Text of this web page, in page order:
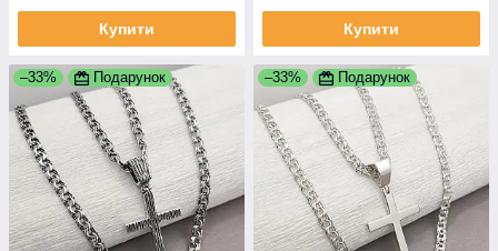
Купити Купити
–33% Подарунок –33% Подарунок